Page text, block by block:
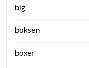
big
boksen
boxer